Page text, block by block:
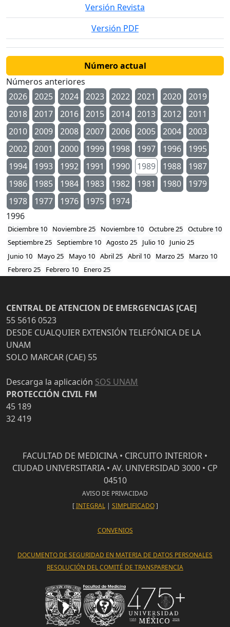
Versión Revista
Versión PDF
Número actual
Números anteriores
2026
2025 2024 2023 2022 2021 2020
2019
2018
2017 2016 2015 2014 2013 2012
2011
2010
2009 2008 2007 2006 2005 2004
2003
2002
2001 2000 1999 1998 1997 1996
1995
1994
1993 1992 1991 1990 1989 1988
1987
1986
1985 1984 1983 1982 1981 1980
1979
1978
1977 1976 1975
1974
1996
Diciembre 10 Noviembre 25 Noviembre 10 Octubre 25 Octubre 10
Septiembre 25 Septiembre 10 Agosto 25 Julio 10
Junio 25
Junio 10
Mayo 25 Mayo 10 Abril 25 Abril 10 Marzo 25
Marzo 10
Febrero 25
Febrero 10 Enero 25
CENTRAL DE ATENCION DE EMERGENCIAS [CAE]
55 5616 0523
DESDE CUALQUIER EXTENSIÓN TELEFÓNICA DE LA
UNAM
SOLO MARCAR (CAE) 55
Descarga la aplicación SOS UNAM
PROTECCIÓN CIVIL FM
45 189
32 419
FACULTAD DE MEDICINA • CIRCUITO INTERIOR •
CIUDAD UNIVERSITARIA • AV. UNIVERSIDAD 3000 • CP
04510
AVISO DE PRIVACIDAD
[INTEGRAL| SIMPLIFICADO]
CONVENIOS
DOCUMENTO DE SEGURIDAD EN MATERIA DE DATOS PERSONALES
RESOLUCIÓN DEL COMITÉ DE TRANSPARENCIA